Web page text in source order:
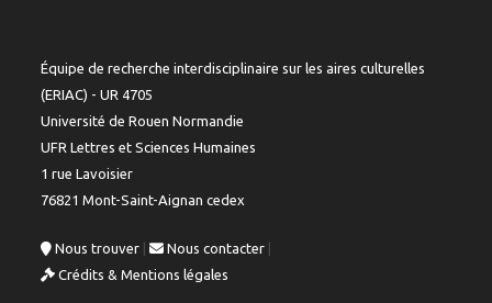
Équipe de recherche interdisciplinaire sur les aires culturelles
(ERIAC) - UR 4705
Université de Rouen Normandie
UFR Lettres et Sciences Humaines
1 rue Lavoisier
76821 Mont-Saint-Aignan cedex
Nous trouver | Nous contacter
Crédits & Mentions légales